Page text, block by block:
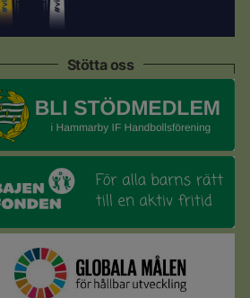
Stötta oss